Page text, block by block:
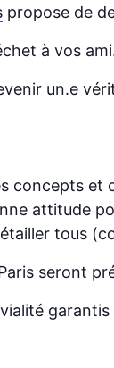
propose de
à vos
un.e
concepts et
attitude
tous
seront
garantis